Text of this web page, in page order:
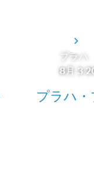
プラハ
8月 3
プラハ